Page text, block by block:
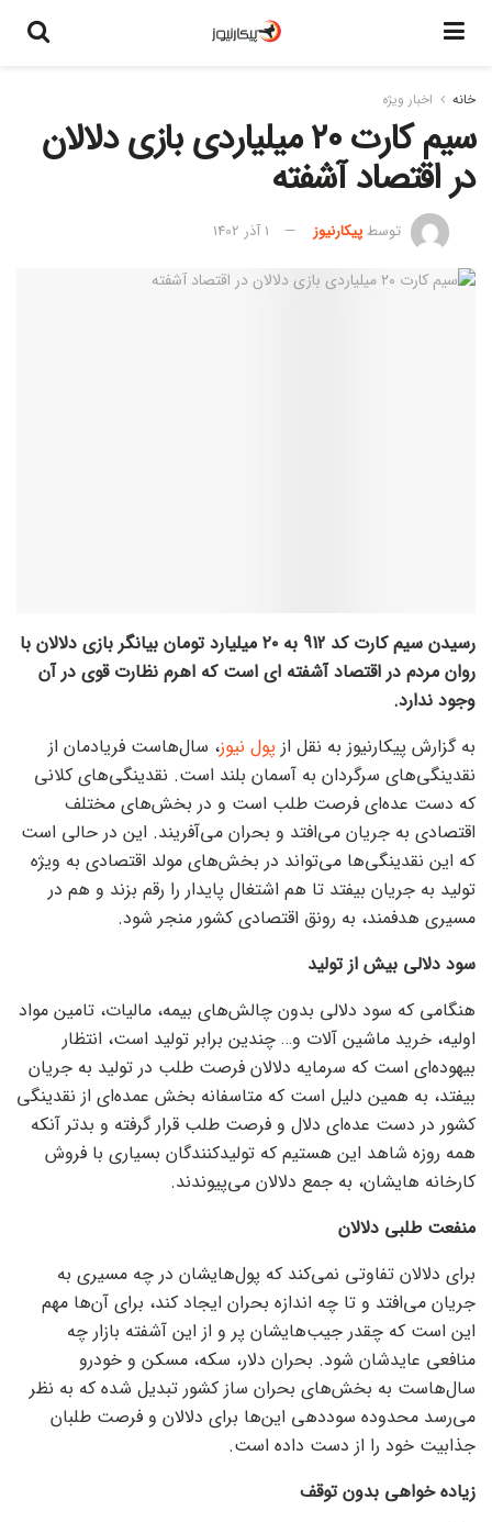
خانه اخبار ویژه
سیم کارت ۲۰ میلیاردی بازی دلالان
در اقتصاد آشفته
توسطپیکارنیوز 1 آذر 1402
رسیدن سیم کارت کد 912 به ۲۰ میلیارد تومان بیانگر بازی دلالان با
روان مردم در اقتصاد آشفته ای است که اهرم نظارت قوی در آن
وجود ندارد.
به گزارش پیکارنیوز به نقل از پول نیوز، سال‌هاست فریادمان از
نقدینگی‌های سرگردان به آسمان بلند است. نقدینگی‌های کلانی
که دست عده‌ای فرصت طلب است و در بخش‌های مختلف
اقتصادی به جریان می‌افتد و بحران می‌آفریند. این در حالی است
که این نقدینگی‌ها می‌تواند در بخش‌های مولد اقتصادی به ویژه
تولید به جریان بیفتد تا هم اشتغال پایدار را رقم بزند و هم در
مسیری هدفمند، به رونق اقتصادی کشور منجر شود.
سود دلالی بیش از تولید
هنگامی که سود دلالی بدون چالش‌های بیمه، مالیات، تامین مواد
اولیه، خرید ماشین آلات و… چندین برابر تولید است، انتظار
بیهوده‌ای است که سرمایه دلالان فرصت طلب در تولید به جریان
بیفتد، به همین دلیل است که متاسفانه بخش عمده‌ای از نقدینگی
کشور در دست عده‌ای دلال و فرصت طلب قرار گرفته و بدتر آنکه
همه روزه شاهد این هستیم که تولیدکنندگان بسیاری با فروش
کارخانه هایشان، به جمع دلالان می‌پیوندند.
منفعت طلبی دلالان
برای دلالان تفاوتی نمی‌کند که پول‌هایشان در چه مسیری به
جریان می‌افتد و تا چه اندازه بحران ایجاد کند، برای آن‌ها مهم
این است که چقدر جیب‌هایشان پر و از این آشفته بازار چه
منافعی عایدشان شود. بحران دلار، سکه، مسکن و خودرو
سال‌هاست به بخش‌های بحران ساز کشور تبدیل شده که به نظر
می‌رسد محدوده سوددهی این‌ها برای دلالان و فرصت طلبان
جذابیت خود را از دست داده است.
زیاده خواهی بدون توقف